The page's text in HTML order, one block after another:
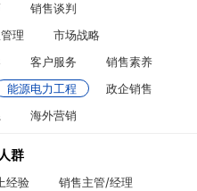
销售谈判
理
市场战略
客户服务
销售素养
能源电力工程
政企销售
海外营销
群
经验
销售主管/经理